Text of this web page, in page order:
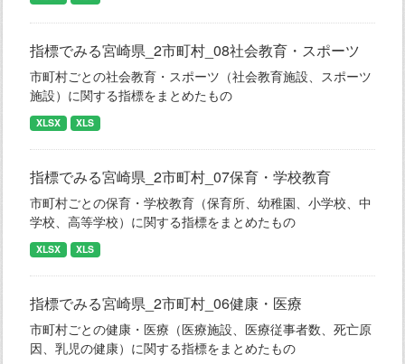
指標でみる宮崎県_2市町村_08社会教育・スポーツ
市町村ごとの社会教育・スポーツ（社会教育施設、スポーツ
施設）に関する指標をまとめたもの
XLSX XLS
指標でみる宮崎県_2市町村_07保育・学校教育
市町村ごとの保育・学校教育（保育所、幼稚園、小学校、中
学校、高等学校）に関する指標をまとめたもの
XLSX XLS
指標でみる宮崎県_2市町村_06健康・医療
市町村ごとの健康・医療（医療施設、医療従事者数、死亡原
因、乳児の健康）に関する指標をまとめたもの